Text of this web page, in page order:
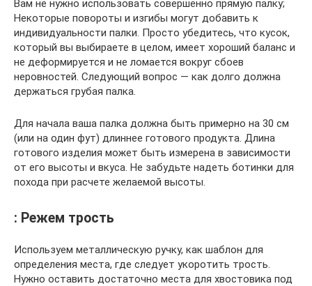
Вам не нужно использовать совершенно прямую палку;
Некоторые повороты и изгибы могут добавить к
индивидуальности палки. Просто убедитесь, что кусок,
который вы выбираете в целом, имеет хороший баланс и
не деформируется и не ломается вокруг сбоев
неровностей. Следующий вопрос — как долго должна
держаться грубая палка.
Для начала ваша палка должна быть примерно на 30 см
(или на один фут) длиннее готового продукта. Длина
готового изделия может быть измерена в зависимости
от его высоты и вкуса. Не забудьте надеть ботинки для
похода при расчете желаемой высоты.
: Режем трость
Используем металлическую ручку, как шаблон для
определения места, где следует укоротить трость.
Нужно оставить достаточно места для хвостовика под